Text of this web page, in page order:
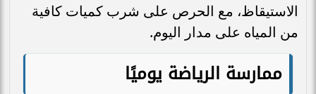
الاستيقاظ، مع الحرص على شرب كميات كافية
من المياه على مدار اليوم.
ممارسة الرياضة يوميًا